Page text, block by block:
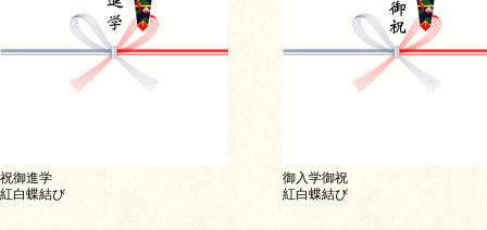
祝御進学
紅白蝶結び
御入学御祝
紅白蝶結び